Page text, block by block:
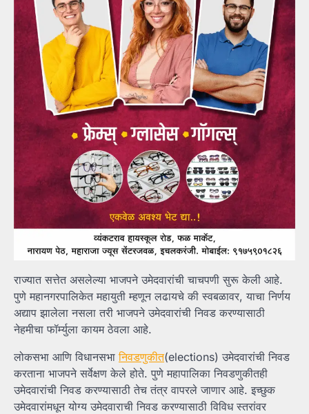
राज्यात सत्तेत असलेल्या भाजपने उमेदवारांची चाचपणी सुरू केली आहे.
पुणे महानगरपालिकेत महायुती म्हणून लढायचे की स्वबळावर, याचा निर्णय
अद्याप झालेला नसला तरी भाजपने उमेदवारांची निवड करण्यासाठी
नेहमीचा फॉर्म्युला कायम ठेवला आहे.
लोकसभा आणि विधानसभानिवडणुकीत(elections) उमेदवारांची निवड
करताना भाजपने सर्वेक्षण केले होते. पुणे महापालिका निवडणुकीतही
उमेदवारांची निवड करण्यासाठी तेच तंत्र वापरले जाणार आहे. इच्छुक
उमेदवारांमधून योग्य उमेदवाराची निवड करण्यासाठी विविध स्तरांवर